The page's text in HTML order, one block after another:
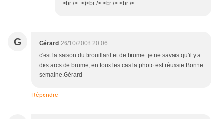
<br /> :>)<br /> <br /> <br />
G Gérard 26/10/2008 20:06
c'est la saison du brouillard et de brume. je ne savais qu'il y a
des arcs de brume, en tous les cas la photo est réussie.Bonne
semaine.Gérard
Répondre